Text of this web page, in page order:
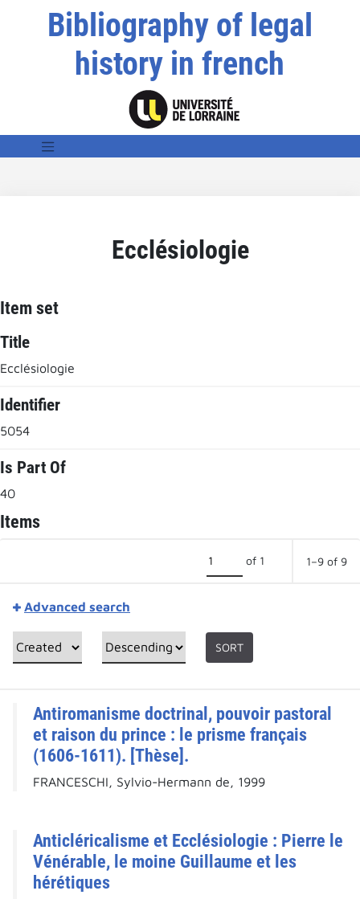
Bibliography of legal
history in french
Ecclésiologie
Item set
Title
Ecclésiologie
Identifier
5054
Is Part Of
40
Items
of 1 1–9 of 9
Advanced search
SORT
Antiromanisme doctrinal, pouvoir pastoral
et raison du prince : le prisme français
(1606-1611). [Thèse].
FRANCESCHI, Sylvio-Hermann de, 1999
Anticléricalisme et Ecclésiologie : Pierre le
Vénérable, le moine Guillaume et les
hérétiques